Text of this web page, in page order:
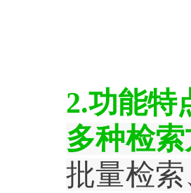
2.功能特
多种检
批量检